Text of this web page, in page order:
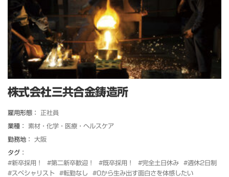
株式会社三共合金鋳造所
雇用形態： 正社員
業種： 素材・化学・医療・ヘルスケア
勤務地： 大阪
タグ：
#新卒採用！
#第二新卒歓迎！ #既卒採用！ #完全土日休み
#週休2日制
#スペシャリスト
#転勤なし
#0から生み出す面白さを体感したい